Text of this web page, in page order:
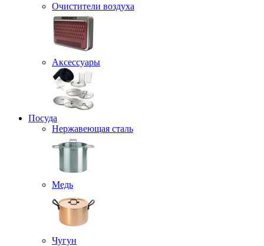
Очистители воздуха
Аксессуары
Посуда
Нержавеющая сталь
Медь
Чугун